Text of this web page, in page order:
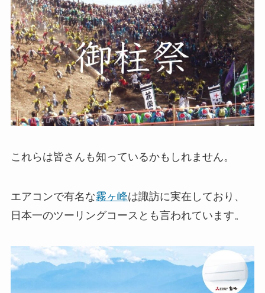
これらは皆さんも知っているかもしれません。
エアコンで有名な霧ヶ峰は諏訪に実在しており、
日本一のツーリングコースとも言われています。